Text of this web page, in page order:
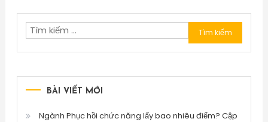
Tìm
kiếm
BÀI VIẾT MỚI
Ngành Phục hồi chức năng lấy bao nhiêu điểm? Cập